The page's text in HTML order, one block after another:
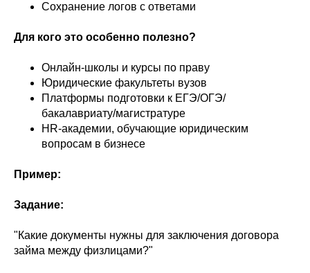
Сохранение логов с ответами
Для кого это особенно полезно?
Онлайн-школы и курсы по праву
Юридические факультеты вузов
Платформы подготовки к ЕГЭ/ОГЭ/
бакалавриату/магистратуре
HR‑академии, обучающие юридическим
вопросам в бизнесе
Пример:
Задание:
"Какие документы нужны для заключения договора
займа между физлицами?"